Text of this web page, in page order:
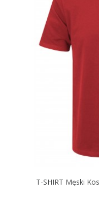
T-SHIRT Męski